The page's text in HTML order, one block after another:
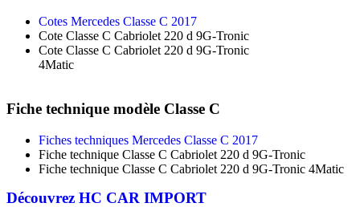
Cotes Mercedes Classe C 2017
Cote Classe C Cabriolet 220 d 9G-Tronic
Cote Classe C Cabriolet 220 d 9G-Tronic
4Matic
Fiche technique modèle Classe C
Fiches techniques Mercedes Classe C 2017
Fiche technique Classe C Cabriolet 220 d 9G-Tronic
Fiche technique Classe C Cabriolet 220 d 9G-Tronic 4Matic
Découvrez HC CAR IMPORT